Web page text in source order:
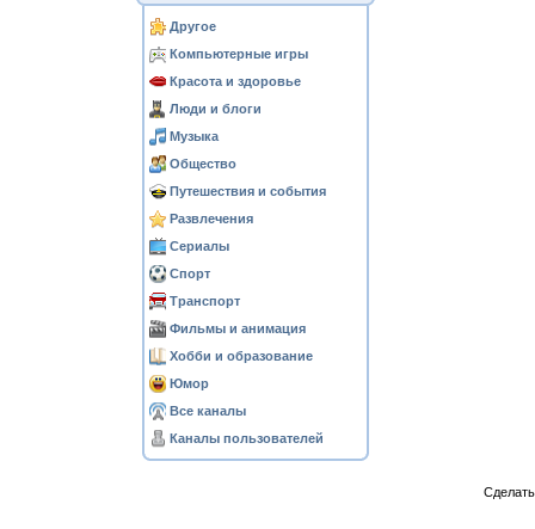
Другое
Компьютерные игры
Красота и здоровье
Люди и блоги
Музыка
Общество
Путешествия и события
Развлечения
Сериалы
Спорт
Транспорт
Фильмы и анимация
Хобби и образование
Юмор
Все каналы
Каналы пользователей